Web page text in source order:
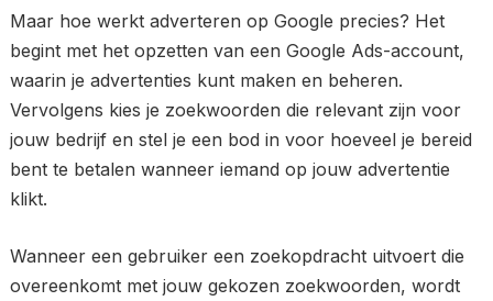
Maar hoe werkt adverteren op Google precies? Het
begint met het opzetten van een Google Ads-account,
waarin je advertenties kunt maken en beheren.
Vervolgens kies je zoekwoorden die relevant zijn voor
jouw bedrijf en stel je een bod in voor hoeveel je bereid
bent te betalen wanneer iemand op jouw advertentie
klikt.
Wanneer een gebruiker een zoekopdracht uitvoert die
overeenkomt met jouw gekozen zoekwoorden, wordt